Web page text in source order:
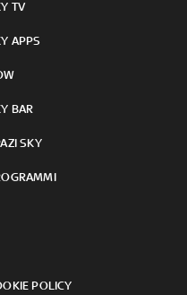
TV
APPS
BAR
SKY
POLICY